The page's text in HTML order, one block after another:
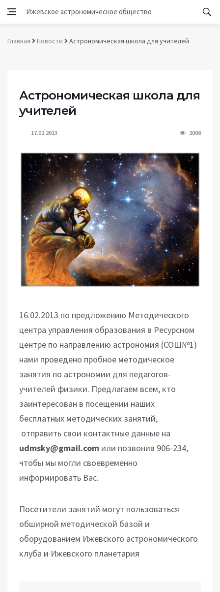
Ижевское астрономическое общество
Главная Новости Астрономическая школа для учителей
Астрономическая школа для
учителей
17.02.2013 2008
16.02.2013 по предложению Методического
центра управления образования в Ресурсном
центре по направлению астрономия (СОШ№1)
нами проведено пробное методическое
занятия по астрономии для педагогов-
учителей физики. Предлагаем всем, кто
заинтересован в посещении наших
бесплатных методических занятий,
отправить свои контактные данные на
udmsky@gmail.com или позвонив 906-234,
чтобы мы могли своевременно
информировать Вас.
Посетители занятий могут пользоваться
обширной методической базой и
оборудованием Ижевского астрономического
клуба и Ижевского планетария